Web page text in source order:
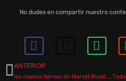
No dudes en compartir nuestro
ANTERIOR
los nuevos héroes de Marvel Rivals Temporada 9: Jubilee y The Hood